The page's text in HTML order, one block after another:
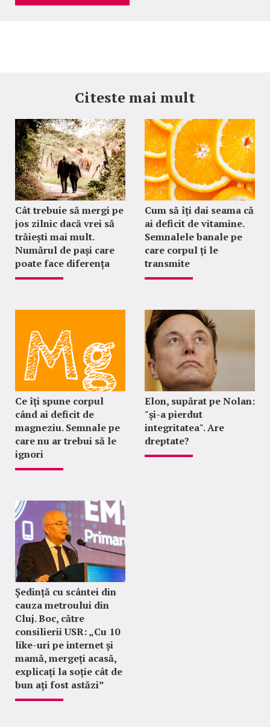
Citeste mai mult
Cât trebuie să mergi pe
jos zilnic dacă vrei să
trăiești mai mult.
Numărul de pași care
poate face diferența
Cum să îți dai seama că
ai deficit de vitamine.
Semnalele banale pe
care corpul ți le
transmite
Ce îți spune corpul
când ai deficit de
magneziu. Semnale pe
care nu ar trebui să le
ignori
Elon, supărat pe Nolan:
"şi-a pierdut
integritatea". Are
dreptate?
Ședință cu scântei din
cauza metroului din
Cluj. Boc, către
consilierii USR: „Cu 10
like-uri pe internet și
mamă, mergeți acasă,
explicați la soție cât de
bun ați fost astăzi”